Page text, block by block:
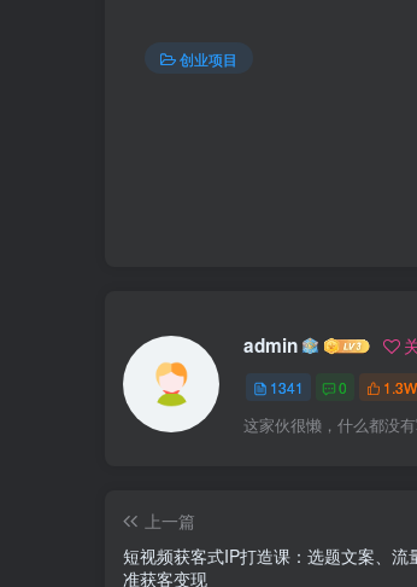
创业项目
admin
1341 0
这家伙很懒，什么都没
上一篇
短视频获客式IP打造课：选题文案、流
准获客变现